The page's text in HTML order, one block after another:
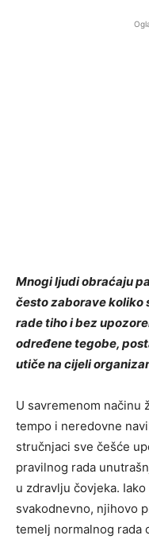
Mnogi ljudi obraćaju
često zaborave koliko
rade tiho i bez
određene tegobe,
utiče na cijeli
U savremenom načinu
tempo i neredovne
stručnjaci sve češće
pravilnog rada
u zdravlju čovjeka.
svakodnevno, njihovo
temelj normalnog rada